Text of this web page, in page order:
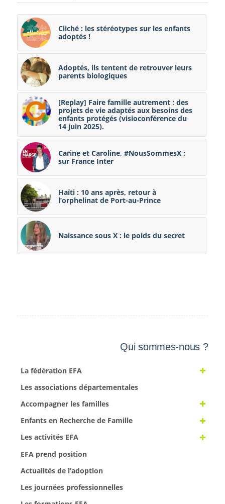
Cliché : les stéréotypes sur les enfants
adoptés !
Adoptés, ils tentent de retrouver leurs
parents biologiques
[Replay] Faire famille autrement : des
projets de vie adaptés aux besoins des
enfants protégés (visioconférence du
14 juin 2025).
Carine et Caroline, #NousSommesX :
sur France Inter
Haïti : 10 ans après, retour à
l’orphelinat de Port-au-Prince
Naissance sous X : le poids du secret
Qui sommes-nous ?
La fédération EFA
Les associations départementales
Accompagner les familles
Enfants en Recherche de Famille
Les activités EFA
EFA prend position
Actualités de l’adoption
Les journées professionnelles